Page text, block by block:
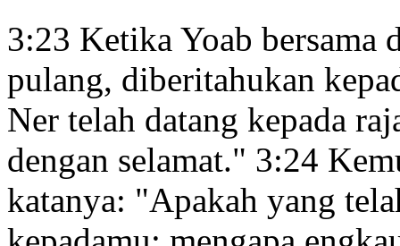
3:23 Ketika Yoab bersama
pulang, diberitahukan
Ner telah datang kepada
dengan selamat." 3:24
katanya: "Apakah yang